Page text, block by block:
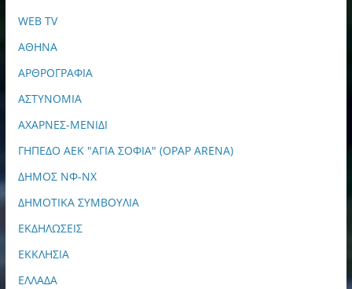
WEB TV
ΑΘΗΝΑ
ΑΡΘΡΟΓΡΑΦΙΑ
ΑΣΤΥΝΟΜΙΑ
ΑΧΑΡΝΕΣ-ΜΕΝΙΔΙ
ΓΗΠΕΔΟ ΑΕΚ "ΑΓΙΑ ΣΟΦΙΑ" (OPAP ARENA)
ΔΗΜΟΣ ΝΦ-ΝΧ
ΔΗΜΟΤΙΚΑ ΣΥΜΒΟΥΛΙΑ
ΕΚΔΗΛΩΣΕΙΣ
ΕΚΚΛΗΣΙΑ
ΕΛΛΑΔΑ